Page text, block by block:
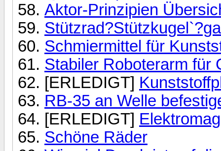
Aktor-Prinzipien
Schmiermittel für
Stabiler Roboterarm für
[ERLEDIGT]
RB-35 an Welle
[ERLEDIGT]
Schöne Räder